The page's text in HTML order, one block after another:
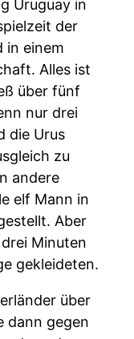
Uruguay in
der
in einem
Alles ist
über fünf
nur drei
die Urus
zu
andere
elf Mann in
Aber
Minuten
gekleideten.
über
dann gegen